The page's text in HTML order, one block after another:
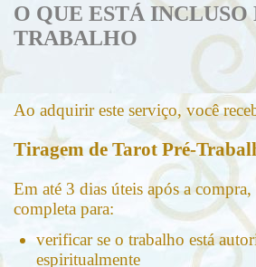
O QUE ESTÁ INCLUSO
TRABALHO
Ao adquirir este serviço, você
Tiragem de Tarot Pré-
Em até 3 dias úteis após a
completa para:
verificar se o trabalho está
espiritualmente